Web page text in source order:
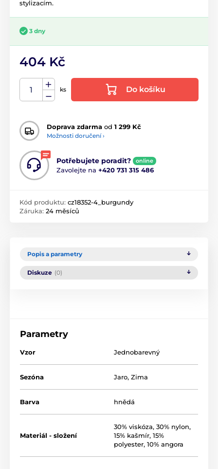
stylizacím.
3 dny
404 Kč
ks Do košíku
Doprava zdarma od 1 299 Kč
Možnosti doručení ›
Potřebujete poradit? online
Zavolejte na +420 731 315 486
Kód produktu: cz18352-4_burgundy
Záruka: 24 měsíců
Popis a parametry
Diskuze (0)
Parametry
Vzor Jednobarevný
Sezóna Jaro, Zima
Barva hnědá
Materiál - složení
30% viskóza, 30% nylon,
15% kašmír, 15%
polyester, 10% angora